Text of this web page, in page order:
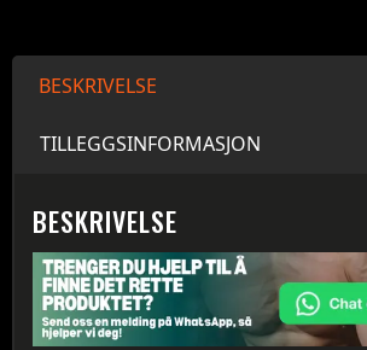
BESKRIVELSE
TILLEGGSINFORMASJON
BESKRIVELSE